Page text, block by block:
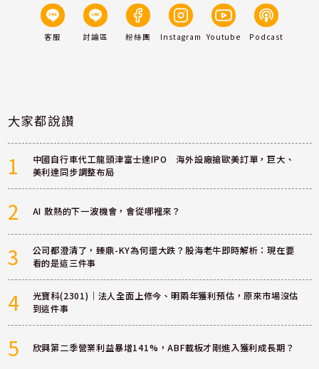
客服 討論區 粉絲團 Instagram Youtube Podcast
大家都說讚
1
中國自行車代工龍頭津富士達IPO 海外設廠搶歐美訂單，巨大、
美利達同步調整布局
2 AI 散熱的下一波機會，會從哪裡來？
3
公司都澄清了，臻鼎-KY為何還大跌？股海老牛即時解析：現在要
看的是這三件事
4
光寶科(2301)｜法人全面上修今、明兩年獲利預估，原來市場沒估
到這件事
5 欣興第二季營業利益暴增141%，ABF載板才剛進入獲利成長期？